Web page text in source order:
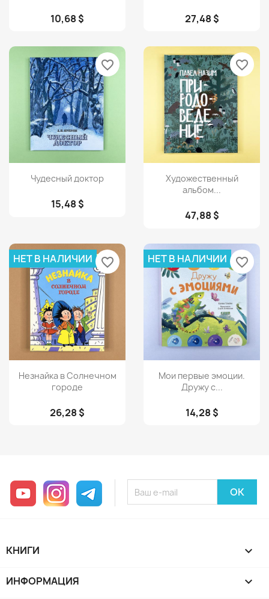
10,68 $ 27,48 $
Просмотр
Чудесный доктор
15,48 $
favorite_border
Просмотр
Художественный
альбом...
47,88 $
favorite_border
Просмотр
Незнайка в Солнечном
городе
26,28 $
НЕТ В НАЛИЧИИ favorite_border
Просмотр
Мои первые эмоции.
Дружу с...
14,28 $
НЕТ В НАЛИЧИИ favorite_border
YouTube InstagramTelegram
КНИГИ 
ИНФОРМАЦИЯ 